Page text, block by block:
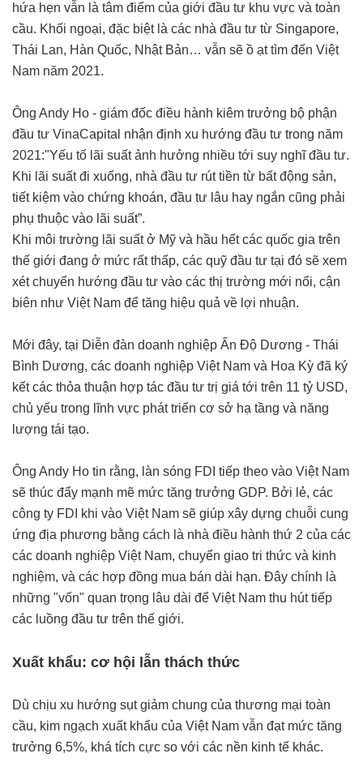
hứa hẹn vẫn là tâm điểm của giới đầu tư khu vực và toàn
cầu. Khối ngoại, đặc biệt là các nhà đầu tư từ Singapore,
Thái Lan, Hàn Quốc, Nhật Bản… vẫn sẽ ồ ạt tìm đến Việt
Nam năm 2021.
Ông Andy Ho - giám đốc điều hành kiêm trưởng bộ phận
đầu tư VinaCapital nhận định xu hướng đầu tư trong năm
2021:"Yếu tố lãi suất ảnh hưởng nhiều tới suy nghĩ đầu tư.
Khi lãi suất đi xuống, nhà đầu tư rút tiền từ bất động sản,
tiết kiệm vào chứng khoán, đầu tư lâu hay ngắn cũng phải
phụ thuộc vào lãi suất”.
Khi môi trường lãi suất ở Mỹ và hầu hết các quốc gia trên
thế giới đang ở mức rất thấp, các quỹ đầu tư tại đó sẽ xem
xét chuyển hướng đầu tư vào các thị trường mới nổi, cận
biên như Việt Nam để tăng hiệu quả về lợi nhuận.
Mới đây, tại Diễn đàn doanh nghiệp Ấn Độ Dương - Thái
Bình Dương, các doanh nghiệp Việt Nam và Hoa Kỳ đã ký
kết các thỏa thuận hợp tác đầu tư trị giá tới trên 11 tỷ USD,
chủ yếu trong lĩnh vực phát triển cơ sở hạ tầng và năng
lượng tái tạo.
Ông Andy Ho tin rằng, làn sóng FDI tiếp theo vào Việt Nam
sẽ thúc đẩy mạnh mẽ mức tăng trưởng GDP. Bởi lẻ, các
công ty FDI khi vào Việt Nam sẽ giúp xây dựng chuỗi cung
ứng địa phương bằng cách là nhà điều hành thứ 2 của các
các doanh nghiệp Việt Nam, chuyển giao tri thức và kinh
nghiệm, và các hợp đồng mua bán dài hạn. Đây chính là
những "vốn" quan trọng lâu dài để Việt Nam thu hút tiếp
các luồng đầu tư trên thế giới.
Xuất khẩu: cơ hội lẫn thách thức
Dù chịu xu hướng sụt giảm chung của thương mại toàn
cầu, kim ngạch xuất khẩu của Việt Nam vẫn đạt mức tăng
trưởng 6,5%, khá tích cực so với các nền kinh tế khác.